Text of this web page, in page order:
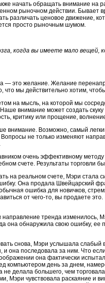
начать обращать внимание на
рыночном действии. Бывает
различать ценовое движение,
просто рыночным шумом.
когда вы имеете мало вещей,
— это желание. Желание
что мы действительно хотим,
на мысль, на которой мы
внимание может создать
критику или прощение,
внимание. Возможно, самый
не только изменяют
очень эффективному
счете. Результаты торговли
на реальном счете, Мэри стала
Она продала Швейцарский
ошибка для новичков,
от чего-то, вы продаете это.
направление тренда
она обнаружила свою ошибку,
снова, Мэри услышала слабый
она последовала за ним. Что
она фактически
компьютером день за днем,
не делала большего, чем
Мэри чувствовала раскаяние и